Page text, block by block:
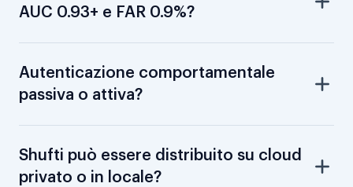
AUC 0.93+ e FAR 0.9%?
Autenticazione comportamentale
passiva o attiva?
Shufti può essere distribuito su cloud
privato o in locale?